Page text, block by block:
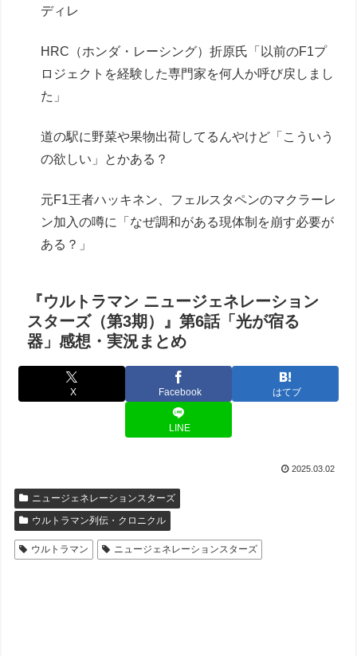
ディレ
HRC（ホンダ・レーシング）折原氏「以前のF1プ
ロジェクトを経験した専門家を何人か呼び戻しまし
た」
道の駅に野菜や果物出荷してるんやけど「こういう
の欲しい」とかある？
元F1王者ハッキネン、フェルスタペンのマクラーレ
ン加入の噂に「なぜ調和がある現体制を崩す必要が
ある？」
『ウルトラマン ニュージェネレーション
スターズ（第3期）』第6話「光が宿る
器」感想・実況まとめ
X Facebook はてブ
LINE
2025.03.02
ニュージェネレーションスターズ
ウルトラマン列伝・クロニクル
ウルトラマン ニュージェネレーションスターズ